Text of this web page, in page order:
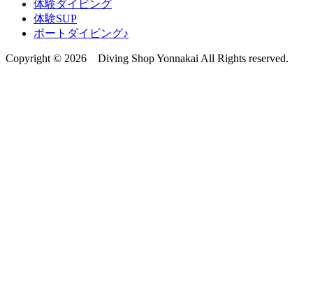
体験ダイビング
体験SUP
ボートダイビング♪
Copyright © 2026 Diving Shop Yonnakai All Rights reserved.